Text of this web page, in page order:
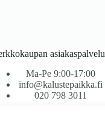
asiakaspalvelu
Ma-Pe 9:00-17:00
info@kalustepaikka.fi
020 798 3011